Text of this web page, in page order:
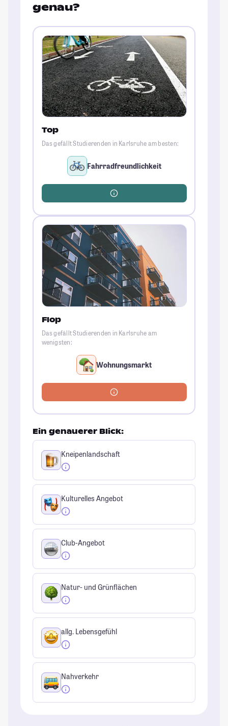
genau?
Top
Das gefällt Studierenden in Karlsruhe am besten:
Fahrradfreundlichkeit
Flop
Das gefällt Studierenden in Karlsruhe am
wenigsten:
Wohnungsmarkt
Ein genauerer Blick:
Kneipenlandschaft
Kulturelles Angebot
Club-Angebot
Natur- und Grünflächen
allg. Lebensgefühl
Nahverkehr